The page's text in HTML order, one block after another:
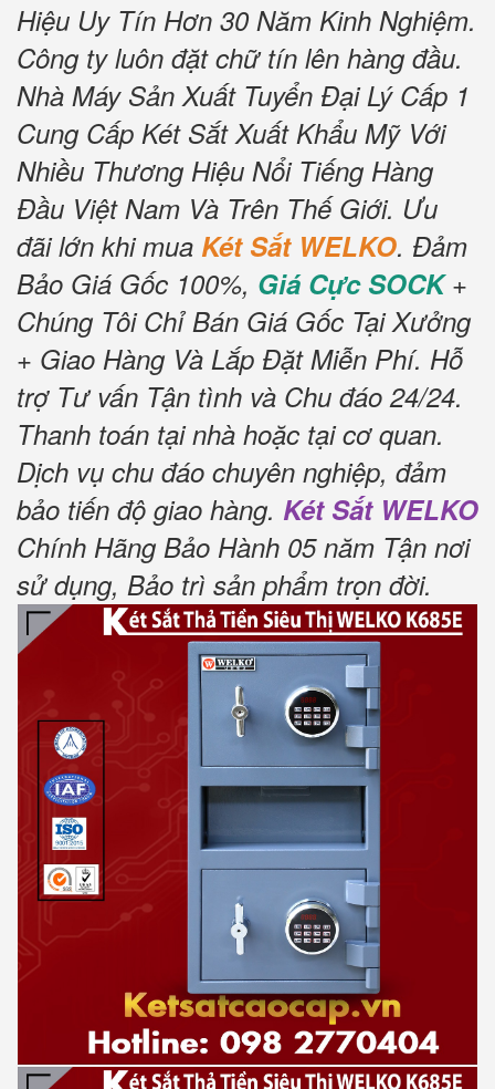
Hiệu Uy Tín Hơn 30 Năm Kinh Nghiệm.
Công ty luôn đặt chữ tín lên hàng đầu.
Nhà Máy Sản Xuất Tuyển Đại Lý Cấp 1
Cung Cấp Két Sắt Xuất Khẩu Mỹ Với
Nhiều Thương Hiệu Nổi Tiếng Hàng
Đầu Việt Nam Và Trên Thế Giới. Ưu
đãi lớn khi mua Két Sắt WELKO. Đảm
Bảo Giá Gốc 100%, Giá Cực SOCK+
Chúng Tôi Chỉ Bán Giá Gốc Tại Xưởng
+ Giao Hàng Và Lắp Đặt Miễn Phí. Hỗ
trợ Tư vấn Tận tình và Chu đáo 24/24.
Thanh toán tại nhà hoặc tại cơ quan.
Dịch vụ chu đáo chuyên nghiệp, đảm
bảo tiến độ giao hàng. Két Sắt WELKO
Chính Hãng Bảo Hành 05 năm Tận nơi
sử dụng, Bảo trì sản phẩm trọn đời.